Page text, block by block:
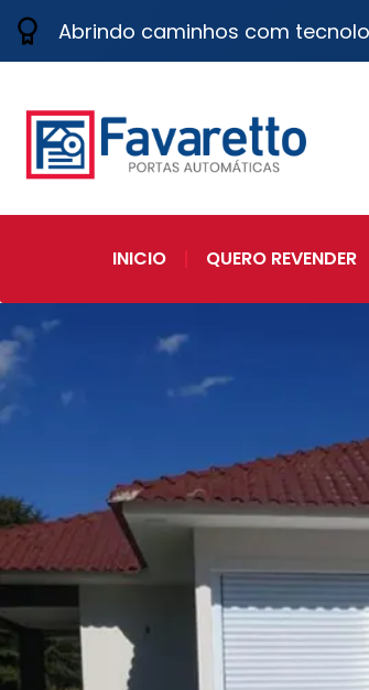
Abrindo caminhos com
INICIO QUERO REVENDER